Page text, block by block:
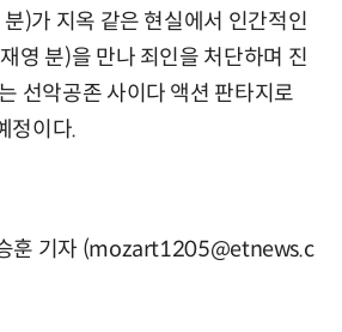
)가 지옥 같은 현실에서 인간적인
영 분)을 만나 죄인을 처단하며 진
선악공존 사이다 액션 판타지로
정이다.
훈 기자 (mozart1205@etnews.c